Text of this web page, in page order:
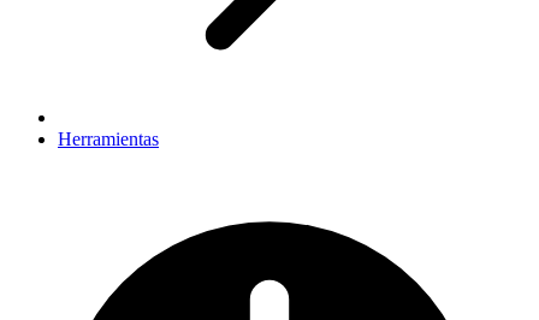
Herramientas